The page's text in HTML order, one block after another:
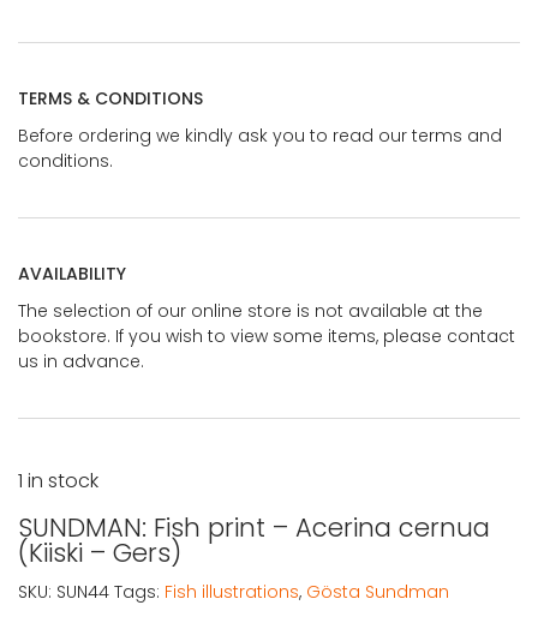
TERMS & CONDITIONS
Before ordering we kindly ask you to read our terms and
conditions.
AVAILABILITY
The selection of our online store is not available at the
bookstore. If you wish to view some items, please contact
us in advance.
SUNDMAN: Fish print – Acerina cernua
(Kiiski – Gers)
1 in stock
SKU: SUN44 Tags: Fish illustrations, Gösta Sundman